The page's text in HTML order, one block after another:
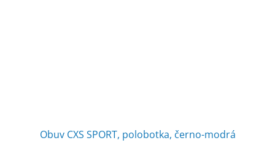
Obuv CXS SPORT, polobotka, černo-modrá